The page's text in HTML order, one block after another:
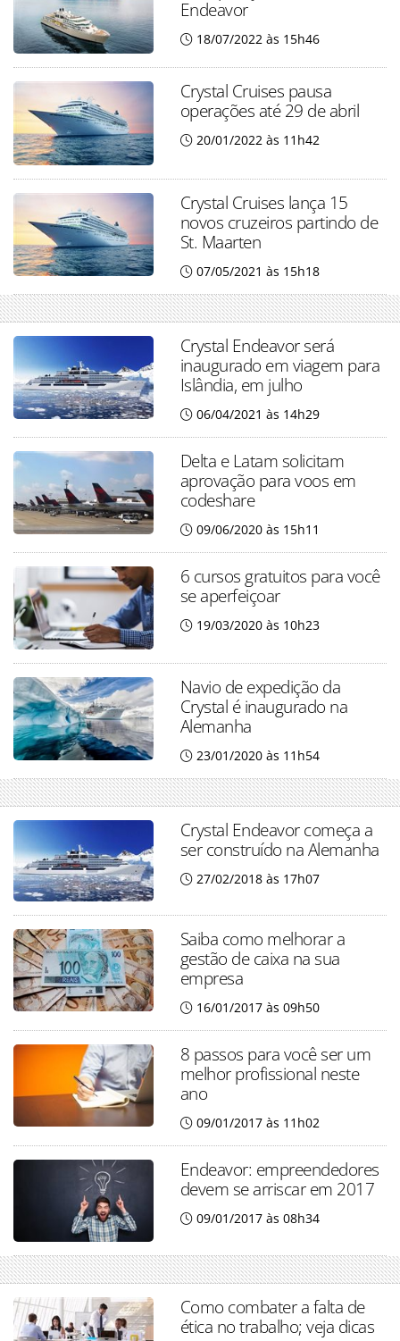
Endeavor
18/07/2022 às 15h46
Crystal Cruises pausa
operações até 29 de abril
20/01/2022 às 11h42
Crystal Cruises lança 15
novos cruzeiros partindo de
St. Maarten
07/05/2021 às 15h18
Crystal Endeavor será
inaugurado em viagem para
Islândia, em julho
06/04/2021 às 14h29
Delta e Latam solicitam
aprovação para voos em
codeshare
09/06/2020 às 15h11
6 cursos gratuitos para você
se aperfeiçoar
19/03/2020 às 10h23
Navio de expedição da
Crystal é inaugurado na
Alemanha
23/01/2020 às 11h54
Crystal Endeavor começa a
ser construído na Alemanha
27/02/2018 às 17h07
Saiba como melhorar a
gestão de caixa na sua
empresa
16/01/2017 às 09h50
8 passos para você ser um
melhor profissional neste
ano
09/01/2017 às 11h02
Endeavor: empreendedores
devem se arriscar em 2017
09/01/2017 às 08h34
Como combater a falta de
ética no trabalho; veja dicas